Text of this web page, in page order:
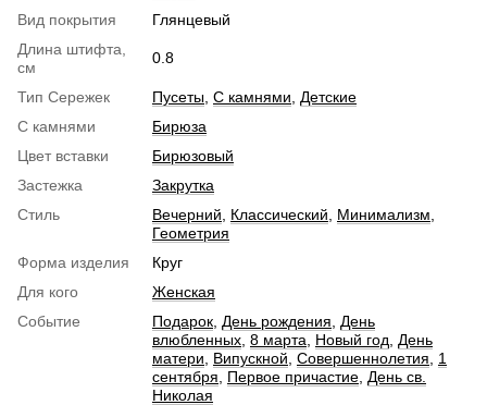
Вид покрытия
Глянцевый
Длина штифта,
см
0.8
Тип Сережек Пусеты С камнями
Детские
С камнями
Бирюза
Цвет вставки
Бирюзовый
Застежка
Закрутка
Стиль
Вечерний Классический Минимализм
Геометрия
Форма изделия
Круг
Для кого
Женская
Событие
Подарок День рождения
День
влюбленных 8 марта Новый год
День
матери
Випускной Совершеннолетия
1
сентября
Первое причастие День св.
Николая